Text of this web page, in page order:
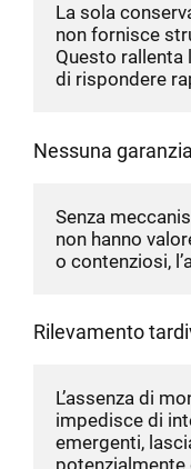
La sola
non fornisce
Questo rallenta
di rispondere
Nessuna
Senza
non hanno
o contenziosi,
Rilevamento
L’assenza di
impedisce di
emergenti,
potenzialmente